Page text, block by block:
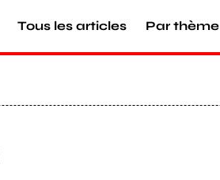
Tous les articles Par thème